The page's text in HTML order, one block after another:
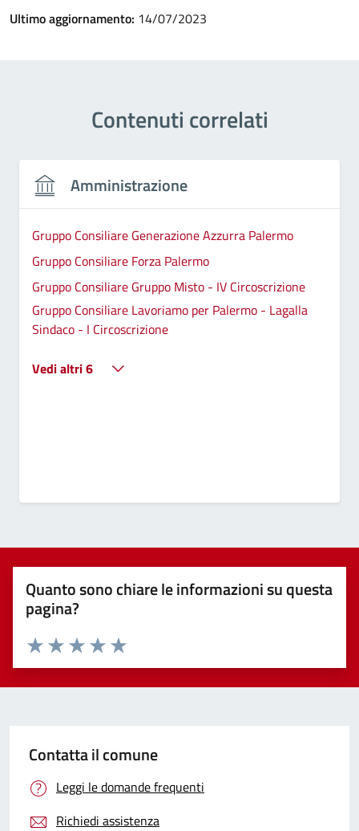
Ultimo aggiornamento: 14/07/2023
Contenuti correlati
Amministrazione
Gruppo Consiliare Generazione Azzurra Palermo
Gruppo Consiliare Forza Palermo
Gruppo Consiliare Gruppo Misto - IV Circoscrizione
Gruppo Consiliare Lavoriamo per Palermo - Lagalla
Sindaco - I Circoscrizione
Vedi altri 6
Quanto sono chiare le informazioni su questa
pagina?
Valuta 5 stelle su 5
Valuta 4 stelle su 5
Valuta 3 stelle su 5
Valuta 2 stelle su 5
Valuta 1 stelle su 5
Contatta il comune
Leggi le domande frequenti
Richiedi assistenza